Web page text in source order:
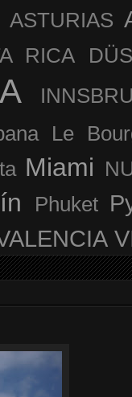
ASTURIAS
RICA
Le
Miami
Phuket